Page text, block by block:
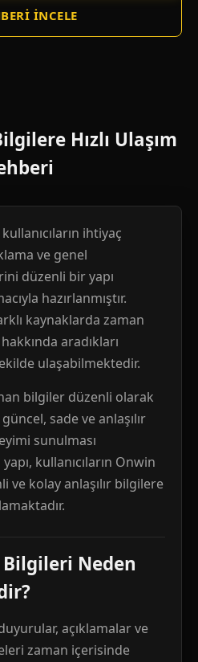
İNCELE
Hızlı Ulaşım
kullanıcıların ihtiyaç
ve genel
düzenli bir yapı
hazırlanmıştır.
kaynaklarda zaman
aradıkları
ulaşabilmektedir.
bilgiler düzenli olarak
sade ve anlaşılır
sunulması
kullanıcıların Onwin
ve kolay anlaşılır bilgilere
Neden
açıklamalar ve
zaman içerisinde